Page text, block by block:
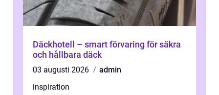
Däckhotell – smart förvaring för säkra
och hållbara däck
03 augusti 2026
admin
inspiration